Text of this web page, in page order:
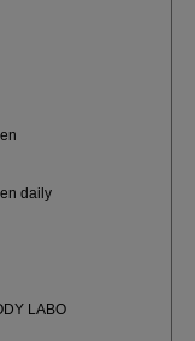
daily
LABO